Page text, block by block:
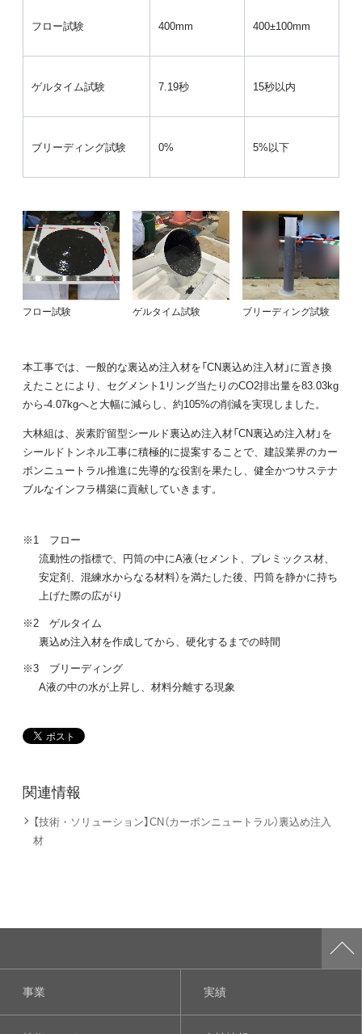
フロー試験 400mm 400±100mm
ゲルタイム試験 7.19秒 15秒以内
ブリーディング試験 0% 5%以下
フロー試験 ゲルタイム試験 ブリーディング試験
本工事では、一般的な裏込め注入材を「CN裏込め注入材」に置き換
えたことにより、セグメント1リング当たりのCO2排出量を83.03kg
から-4.07kgへと大幅に減らし、約105%の削減を実現しました。
大林組は、炭素貯留型シールド裏込め注入材「CN裏込め注入材」を
シールドトンネル工事に積極的に提案することで、建設業界のカー
ボンニュートラル推進に先導的な役割を果たし、健全かつサステナ
ブルなインフラ構築に貢献していきます。
※1 フロー
流動性の指標で、円筒の中にA液（セメント、プレミックス材、
安定剤、混練水からなる材料）を満たした後、円筒を静かに持ち
上げた際の広がり
※2 ゲルタイム
裏込め注入材を作成してから、硬化するまでの時間
※3 ブリーディング
A液の中の水が上昇し、材料分離する現象
関連情報
【技術・ソリューション】CN（カーボンニュートラル）裏込め注入
材
事業 実績